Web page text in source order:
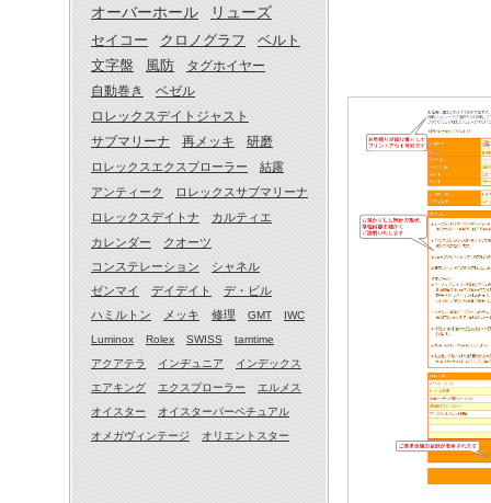
オメガ スピードマ
オメガスピードマス
OH後の遅れについ
スピードマスターの
スピードマスター
修理部品の価格につ
風防の交換〈オメガ
オーバーホール〈オ
巻き上げについて〈
カレンダー不調〈
オーバーホール
リューズ
セイコー
クロノグラフ ベルト
文字盤 風防
タグホイヤー
自動巻き
ベゼル
ロレックスデイトジャスト
サブマリーナ
再メッキ 研磨
ロレックスエクスプローラー
結露
アンティーク
ロレックスサブマリーナ
ロレックスデイトナ
カルティエ
カレンダー
クオーツ
コンステレーション
シャネル
ゼンマイ
デイデイト
デ・ビル
ハミルトン
メッキ 修理 GMT
IWC
Luminox
Rolex SWISS
tamtime
アクアテラ
インヂュニア
インデックス
エアキング
エクスプローラー
エルメス
オイスター
オイスターパーペチュアル
オメガヴィンテージ
オリエントスター